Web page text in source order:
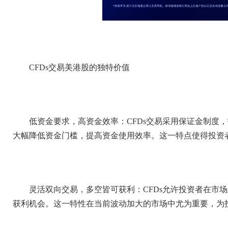
CFDs交易美港股的独特价值
低资金要求，高资金效率：CFDs交易采用保证金制度
大幅降低资金门槛，提高资金使用效率。这一特点使得投
灵活双向交易，多空皆可获利：CFDs允许投资者在市
获利机会。这一特性在当前波动加大的市场中尤为重要，